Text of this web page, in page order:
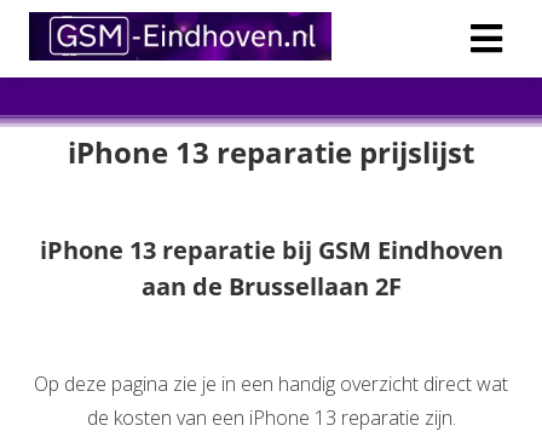
iPhone 13 reparatie prijslijst
iPhone 13 reparatie bij GSM Eindhoven
aan de Brussellaan 2F
Op deze pagina zie je in een handig overzicht direct wat
de kosten van een iPhone 13 reparatie zijn.